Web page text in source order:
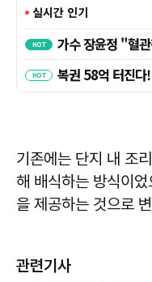
기존에는 단지 내 조
해 배식하는 방식이
을 제공하는 것으로
관련기사